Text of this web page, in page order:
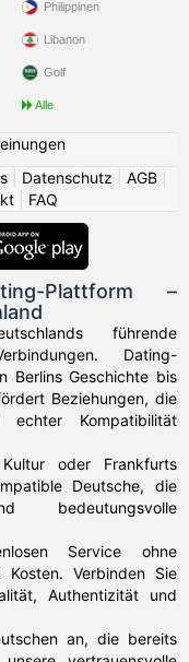
Philippinen
Libanon
Golf
Alle
Datenschutz AGB
FAQ
Plattform –
führende
Dating-
Berlins Geschichte bis
Beziehungen, die
Kompatibilität
oder Frankfurts
Deutsche, die
bedeutungsvolle
Service ohne
Kosten. Verbinden Sie
Authentizität und
an, die bereits